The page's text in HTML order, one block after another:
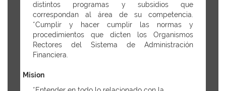
distintos programas y subsidios que
correspondan al área de su competencia.
*Cumplir y hacer cumplir las normas y
procedimientos que dicten los Organismos
Rectores del Sistema de Administración
Financiera.
Mision